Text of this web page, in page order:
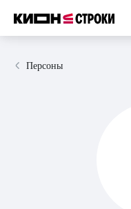
Персоны